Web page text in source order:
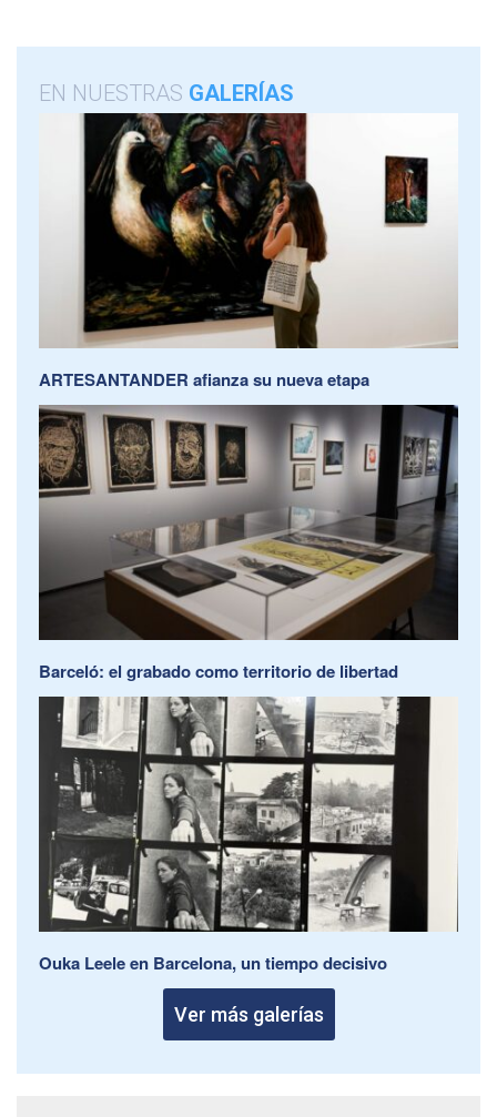
EN NUESTRAS GALERÍAS
ARTESANTANDER afianza su nueva etapa
Barceló: el grabado como territorio de libertad
Ouka Leele en Barcelona, un tiempo decisivo
Ver más galerías